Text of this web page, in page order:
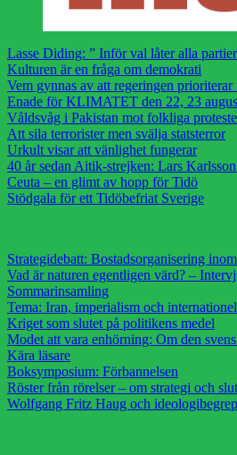
Lasse Diding: ” Inför val låter alla
Kulturen är en fråga om demokrati
Vem gynnas av att regeringen
Enade för KLIMATET den 22, 23
Våldsvåg i Pakistan mot folkliga
Att sila terrorister men svälja statsterror
Urkult visar att vänlighet fungerar
40 år sedan Aitik-strejken: Lars
Ceuta – en glimt av hopp för Tidö
Stödgala för ett Tidöbefriat Sverige
Strategidebatt: Bostadsorganisering
Vad är naturen egentligen värd? –
Sommarinsamling
Tema: Iran, imperialism och
Kriget som slutet på politikens medel
Modet att vara enhörning: Om den
Kära läsare
Boksymposium: Förbannelsen
Röster från rörelser – om strategi och
Wolfgang Fritz Haug och